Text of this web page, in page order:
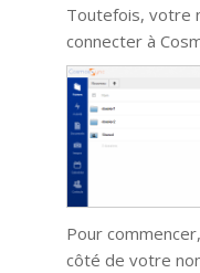
Toutefois, votre
connecter à
Pour
côté de votre